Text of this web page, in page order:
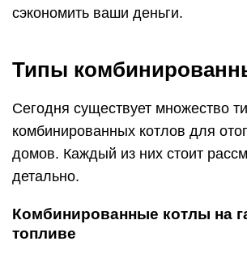
сэкономить ваши деньги.
Типы
Сегодня существует множество
комбинированных котлов для
домов. Каждый из них стоит
детально.
Комбинированные котлы на
топливе